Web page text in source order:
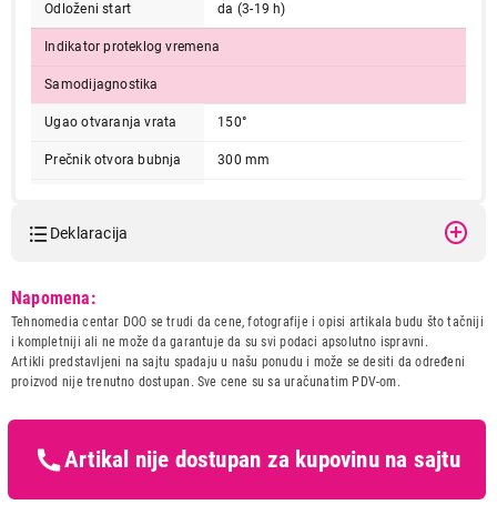
Odloženi start da (3-19 h)
Indikator proteklog vremena
Samodijagnostika
Ugao otvaranja vrata 150°
Prečnik otvora bubnja 300 mm
Dimenzije (ŠxVxD)
Neto/bruto težina 60/64 kg
Deklaracija
Naziv i vrsta robe:
MASINA ZA PRANJE VESA
Uvoznik:
Tehnomedia centar doo
Zemlja porekla:
Kina
kupaca po osnovu zakona o
Napomena:
Tehnomedia centar DOO se trudi da cene, fotografije i opisi artikala budu što tačniji
i kompletniji ali ne može da garantuje da su svi podaci apsolutno ispravni.
Artikli predstavljeni na sajtu spadaju u našu ponudu i može se desiti da određeni
proizvod nije trenutno dostupan. Sve cene su sa uračunatim PDV-om.
Artikal nije dostupan za kupovinu na sajtu